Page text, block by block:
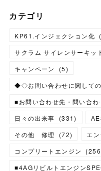
カテゴリ
KP61.インジェクション化 (
サクラム サイレンサーキッ
キャンペーン
(5)
◆◇お問い合わせに関して
■お問い合わせ先・問い合わ
日々の出来事
(331)
その他 修理
(72) エ
コンプリートエンジン
(256
■4AGリビルトエンジン